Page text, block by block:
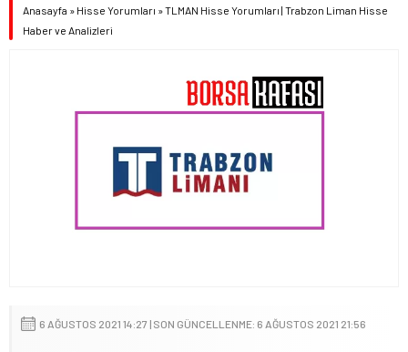
Anasayfa » Hisse Yorumları »TLMAN Hisse Yorumları | Trabzon Liman Hisse
Haber ve Analizleri
6 AĞUSTOS 2021 14:27 | SON GÜNCELLENME: 6 AĞUSTOS 2021 21:56